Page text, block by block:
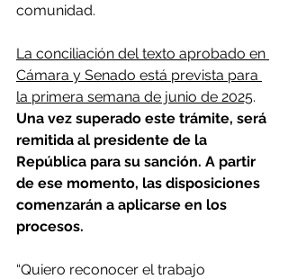
comunidad.
La conciliación del texto aprobado en
Cámara y Senado está prevista para
la primera semana de junio de 2025.
Una vez superado este trámite, será
remitida al presidente de la
República para su sanción. A partir
de ese momento, las disposiciones
comenzarán a aplicarse en los
procesos.
“Quiero reconocer el trabajo